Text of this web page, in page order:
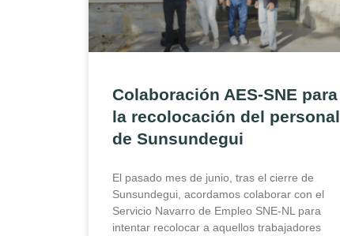
Colaboración AES-SNE para
la recolocación del personal
de Sunsundegui
El pasado mes de junio, tras el cierre de
Sunsundegui, acordamos colaborar con el
Servicio Navarro de Empleo SNE-NL para
intentar recolocar a aquellos trabajadores